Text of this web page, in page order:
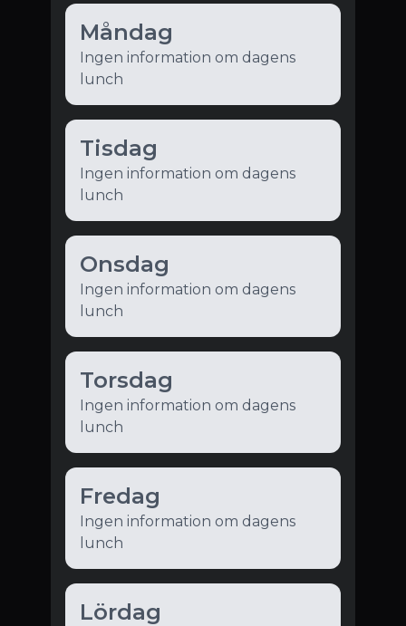
Måndag
Ingen information om dagens
lunch
Tisdag
Ingen information om dagens
lunch
Onsdag
Ingen information om dagens
lunch
Torsdag
Ingen information om dagens
lunch
Fredag
Ingen information om dagens
lunch
Lördag